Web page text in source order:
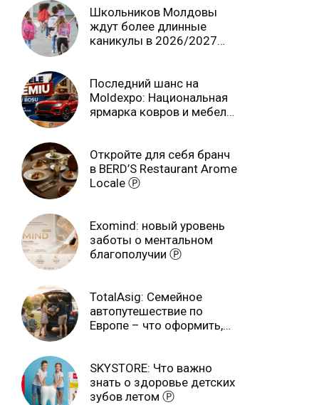
Школьников Молдовы
ждут более длинные
каникулы в 2026/2027
Последний шанс на
Moldexpo: Национальная
ярмарка ковров и мебели
Откройте для себя бранч
в BERD’S Restaurant Arome
Locale Ⓟ
Exomind: новый уровень
заботы о ментальном
благополучии Ⓟ
TotalAsig: Семейное
автопутешествие по
Европе – что оформить,
SKYSTORE: Что важно
знать о здоровье детских
зубов летом Ⓟ